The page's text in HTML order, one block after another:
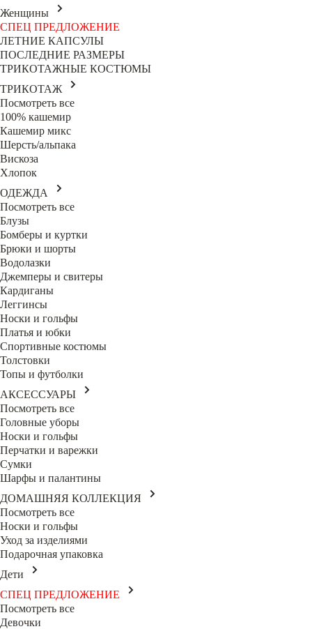
Женщины
СПЕЦ ПРЕДЛОЖЕНИЕ
ЛЕТНИЕ КАПСУЛЫ
ПОСЛЕДНИЕ РАЗМЕРЫ
ТРИКОТАЖНЫЕ КОСТЮМЫ
ТРИКОТАЖ
Посмотреть все
100% кашемир
Кашемир микс
Шерсть/альпака
Вискоза
Хлопок
ОДЕЖДА
Посмотреть все
Блузы
Бомберы и куртки
Брюки и шорты
Водолазки
Джемперы и свитеры
Кардиганы
Леггинсы
Носки и гольфы
Платья и юбки
Спортивные костюмы
Толстовки
Топы и футболки
АКСЕССУАРЫ
Посмотреть все
Головные уборы
Носки и гольфы
Перчатки и варежки
Сумки
Шарфы и палантины
ДОМАШНЯЯ КОЛЛЕКЦИЯ
Посмотреть все
Носки и гольфы
Уход за изделиями
Подарочная упаковка
Дети
СПЕЦ ПРЕДЛОЖЕНИЕ
Посмотреть все
Девочки